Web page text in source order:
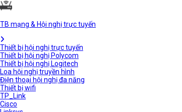
TB mạng & Hội nghị trực tuyến
Thiết bị hội nghị trực tuyến
Thiết bị hội nghị Polycom
Thiết bị hội nghị Logitech
Loa hội nghị truyền hình
Điện thoại hội nghị đa năng
Thiết bị wifi
TP_Link
Cisco